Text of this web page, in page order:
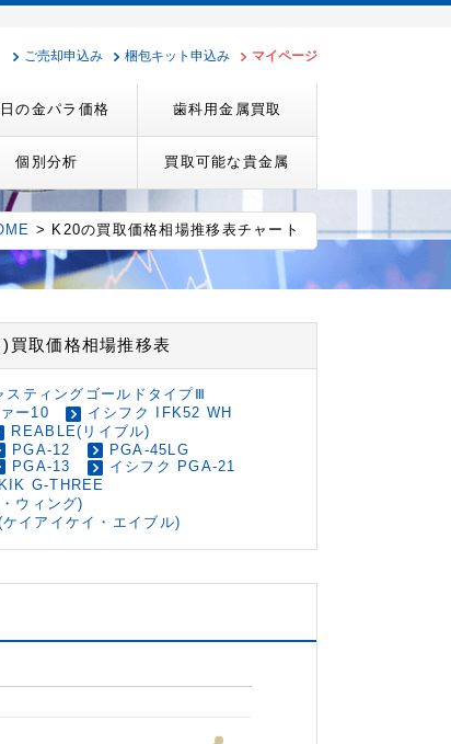
ご売却申込み 梱包キット申込み マイページ
の金パラ価格 歯科用金属買取
個別分析 買取可能な貴金属
> K20の買取価格相場推移表チャート
買取価格相場推移表
スティングゴールドタイプⅢ
ー10
イシフク IFK52 WH
REABLE(リイブル)
PGA-12
PGA-45LG
PGA-13
イシフク PGA-21
G-THREE
ウィング)
イアイケイ・エイブル)